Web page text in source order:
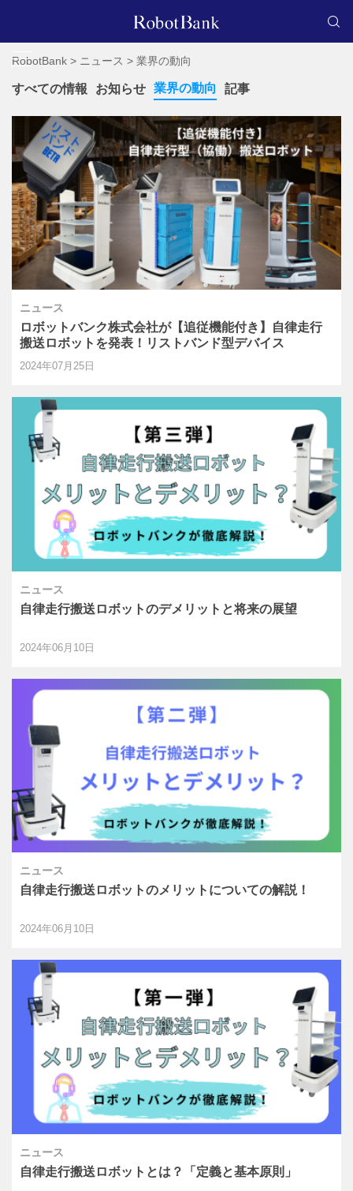
RobotBank > ニュース > 業界の動向
すべての情報 お知らせ 業界の動向 記事
ニュース
ロボットバンク株式会社が【追従機能付き】自律走行
搬送ロボットを発表！リストバンド型デバイス
『BETA』の装着でスマートに追従、自由に運ぶ！
2024年07月25日
ニュース
自律走行搬送ロボットのデメリットと将来の展望
2024年06月10日
ニュース
自律走行搬送ロボットのメリットについての解説！
2024年06月10日
ニュース
自律走行搬送ロボットとは？「定義と基本原則」